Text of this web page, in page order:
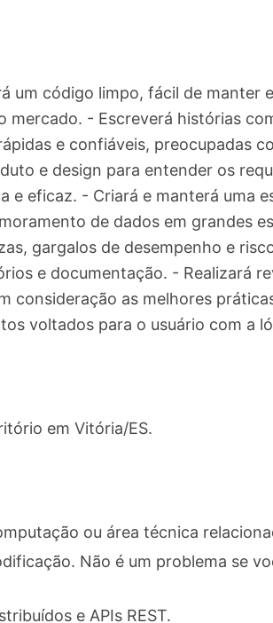
um código limpo, fácil de manter
mercado. - Escreverá histórias
e confiáveis, preocupadas
e design para entender os
e eficaz. - Criará e manterá uma
de dados em grandes
gargalos de desempenho e
e documentação. - Realizará
consideração as melhores
voltados para o usuário com a
em Vitória/ES.
ou área técnica
Não é um problema se
e APIs REST.